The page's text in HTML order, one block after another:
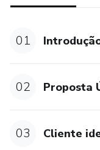
01
02 Proposta
03 Cliente